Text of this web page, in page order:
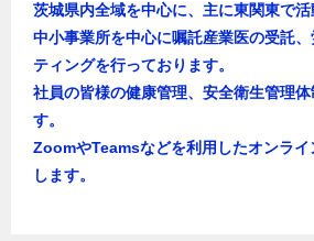
茨城県内全域を中心に、主に東関東で活
中小事業所を中心に嘱託産業医の受託
ティングを行っております。
社員の皆様の健康管理、安全衛生管理
す。
ZoomやTeamsなどを利用したオンライ
します。